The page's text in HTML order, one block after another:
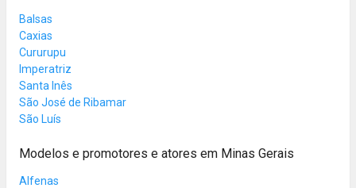
Balsas
Caxias
Cururupu
Imperatriz
Santa Inês
São José de Ribamar
São Luís
Modelos e promotores e atores em Minas Gerais
Alfenas